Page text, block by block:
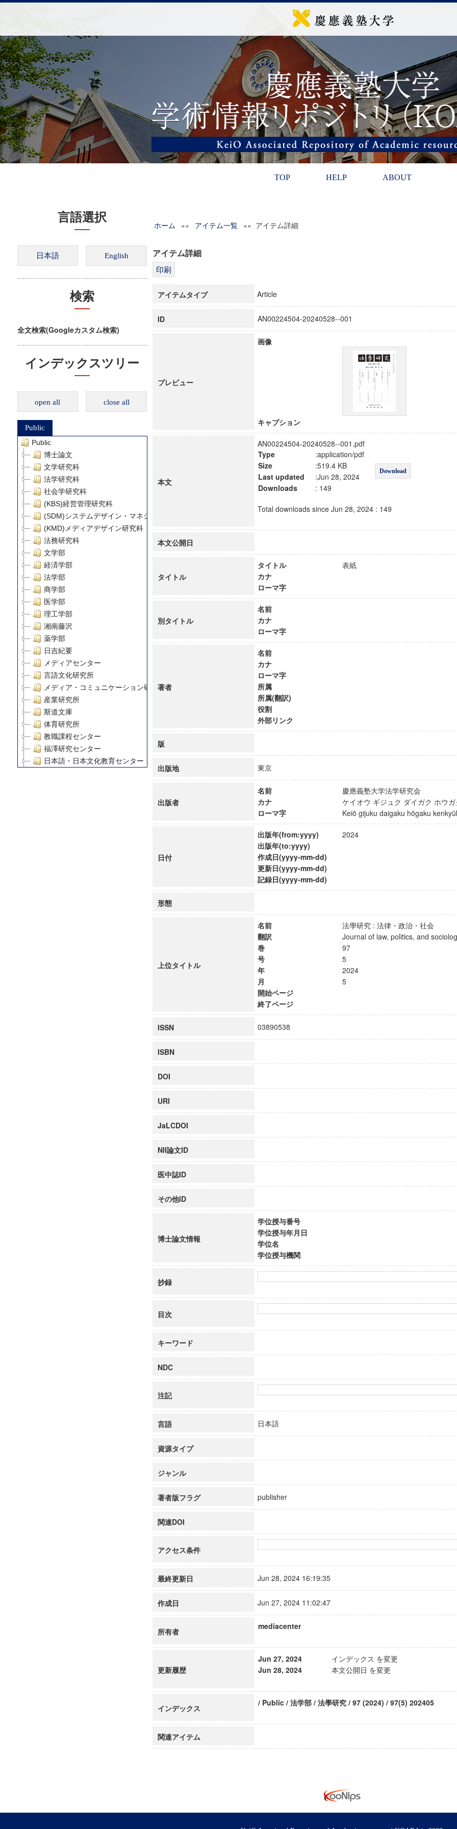
TOP HELP ABOUT
言語選択
検索
全文検索(Googleカスタム検索)
インデックスツリー
open all close all
Public
Public
博士論文
文学研究科
法学研究科
社会学研究科
(KBS)経営管理研究科
(SDM)システムデザイン・マネジメント研究科
(KMD)メディアデザイン研究科
法務研究科
文学部
経済学部
法学部
商学部
医学部
理工学部
湘南藤沢
薬学部
日吉紀要
メディアセンター
言語文化研究所
メディア・コミュニケーション研究所
産業研究所
斯道文庫
体育研究所
教職課程センター
福澤研究センター
日本語・日本文化教育センター
デジタルメディア・コンテンツ統合研究センター
慶應義塾大学グローバルCOEプログラム市民社会ガバナンス教育研究センター
慶應義塾大学グローバルCOEプログラム論理と感性の先端的教育研究拠点
博士課程教育リーディングプログラム「超成熟社会発展のサイエンス」
ホーム »» アイテム一覧 »» アイテム詳細
アイテム詳細
アイテムタイプ Article
ID AN00224504-20240528--001
プレビュー
画像
キャプション
本文
AN00224504-20240528--001.pdf
Type
:application/pdf
Download
Size
:519.4 KB
Last updated
:Jun 28, 2024
Downloads
: 149
Total downloads since Jun 28, 2024 : 149
本文公開日
タイトル
タイトル
表紙
カナ
ローマ字
別タイトル
名前
カナ
ローマ字
著者
名前
カナ
ローマ字
所属
所属(翻訳)
役割
外部リンク
版
出版地 東京
出版者
名前
慶應義塾大学法学研究会
カナ
ケイオウ ギジュク ダイガク ホウ
ローマ字
Keiō gijuku daigaku hōgaku
日付
出版年(from:yyyy)
2024
出版年(to:yyyy)
作成日(yyyy-mm-dd)
更新日(yyyy-mm-dd)
記録日(yyyy-mm-dd)
形態
上位タイトル
名前
法學研究 : 法律・政治・社会
翻訳
Journal of law, politics, and
巻
97
号
5
年
2024
月
5
開始ページ
終了ページ
ISSN 03890538
ISBN
DOI
URI
JaLCDOI
NII論文ID
医中誌ID
その他ID
博士論文情報
学位授与番号
学位授与年月日
学位名
学位授与機関
抄録
目次
キーワード
NDC
注記
言語 日本語
資源タイプ
ジャンル
著者版フラグ publisher
関連DOI
アクセス条件
最終更新日 Jun 28, 2024 16:19:35
作成日 Jun 27, 2024 11:02:47
所有者
mediacenter
更新履歴
Jun 27, 2024
インデックス を変更
Jun 28, 2024
本文公開日 を変更
インデックス
/ Public / 法学部 / 法學研究 / 97 (2024) / 97(5) 202405
関連アイテム